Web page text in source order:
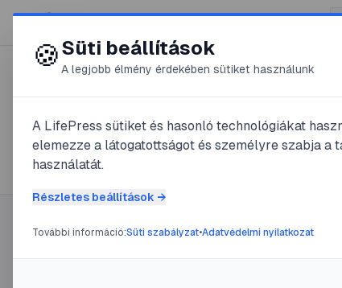
😍 LifePress
🏷️#Nagy Imre
1cikk található ezzel a címkével
Címke információ #
🍪Süti beállítások
A legjobb élmény érdekében sütiket használunk
A LifePress sütiket és hasonló technológiákat
elemezze a látogatottságot és személyre szabja
használatát.
Részletes beállítások →
További információ:Süti szabályzat•Adatvédelmi nyilatkozat